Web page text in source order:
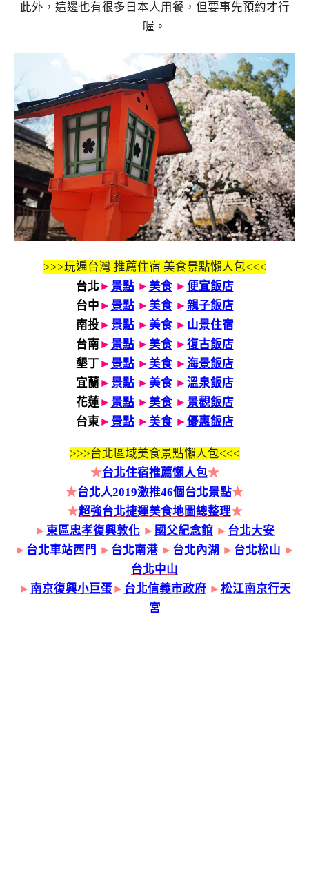
此外，這邊也有很多日本人用餐，但要事先預約才行
喔。
>>>玩遍台灣 推薦住宿 美食景點懶人包<<<
台北 ► 景點 ► 美食► 便宜飯店
台中 ► 景點 ► 美食► 親子飯店
南投► 景點 ► 美食► 山景住宿
台南► 景點 ► 美食► 復古飯店
墾丁► 景點 ► 美食► 海景飯店
宜蘭 ► 景點 ► 美食► 溫泉飯店
花蓮► 景點 ► 美食► 景觀飯店
台東► 景點 ► 美食► 優惠飯店
>>>台北區域美食景點懶人包<<<
★台北住宿推薦懶人包★
★台北人2019激推46個台北景點★
★超強台北捷運美食地圖總整理★
► 東區忠孝復興敦化 ► 國父紀念館 ► 台北大安
► 台北車站西門 ► 台北南港 ► 台北內湖 ► 台北松山 ►
台北中山
► 南京復興小巨蛋► 台北信義市政府► 松江南京行天
宮